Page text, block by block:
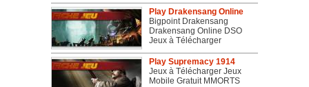
Play Drakensang Online
Bigpoint Drakensang
Drakensang Online DSO
Jeux à Télécharger
Play Supremacy 1914
Jeux à Télécharger Jeux
Mobile Gratuit MMORTS